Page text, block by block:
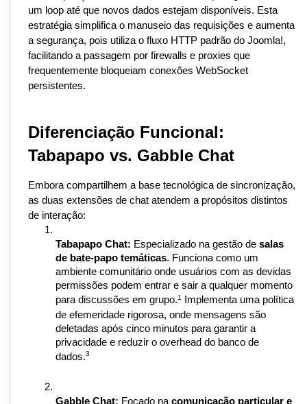
um loop até que novos dados estejam disponíveis. Esta
estratégia simplifica o manuseio das requisições e aumenta
a segurança, pois utiliza o fluxo HTTP padrão do Joomla!,
facilitando a passagem por firewalls e proxies que
frequentemente bloqueiam conexões WebSocket
persistentes.
Diferenciação Funcional:
Tabapapo vs. Gabble Chat
Embora compartilhem a base tecnológica de sincronização,
as duas extensões de chat atendem a propósitos distintos
de interação:
Tabapapo Chat: Especializado na gestão de salas
de bate-papo temáticas. Funciona como um
ambiente comunitário onde usuários com as devidas
permissões podem entrar e sair a qualquer momento
para discussões em grupo.1
Implementa uma política
de efemeridade rigorosa, onde mensagens são
deletadas após cinco minutos para garantir a
privacidade e reduzir o overhead do banco de
dados.3
Gabble Chat: Focado na comunicação particular e